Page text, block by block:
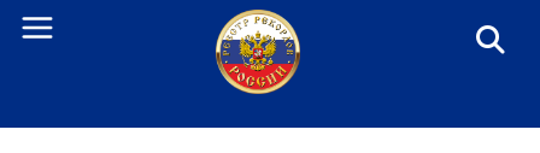
Перейти